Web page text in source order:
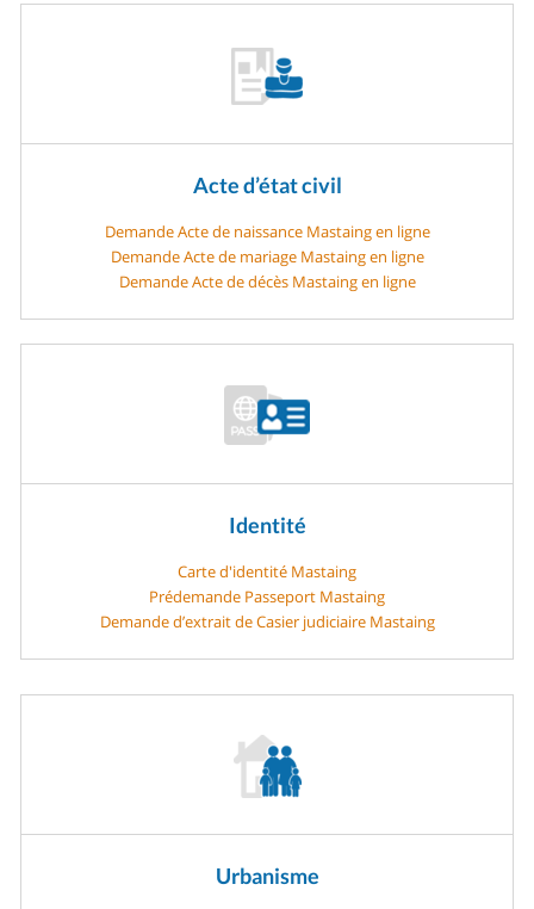
Acte d’état civil
Demande Acte de naissance Mastaing en ligne
Demande Acte de mariage Mastaing en ligne
Demande Acte de décès Mastaing en ligne
Identité
Carte d'identité Mastaing
Prédemande Passeport Mastaing
Demande d’extrait de Casier judiciaire Mastaing
Urbanisme